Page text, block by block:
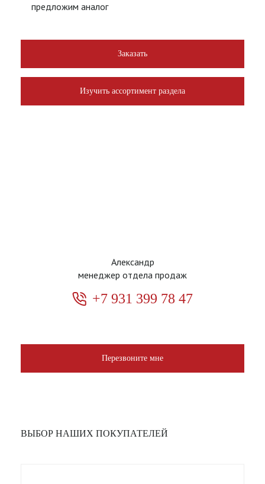
предложим аналог
Заказать
Изучить ассортимент раздела
Александр
менеджер отдела продаж
+7 931 399 78 47
Перезвоните мне
ВЫБОР НАШИХ ПОКУПАТЕЛЕЙ